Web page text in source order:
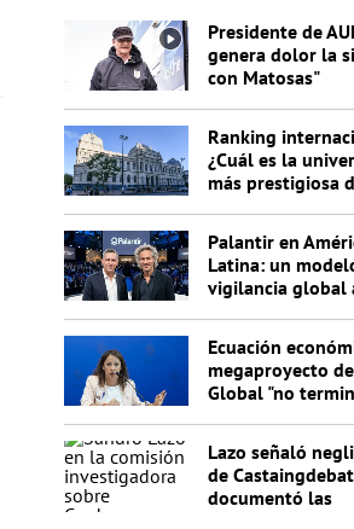
Presidente de
genera dolor la
con Matosas"
Ranking
¿Cuál es la
más prestigiosa
Palantir en
Latina: un
vigilancia global
Ecuación
megaproyecto
Global "no
Lazo señaló
de
documentó las